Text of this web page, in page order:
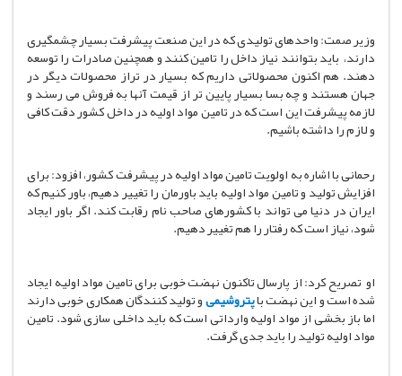
وزیر صمت: واحدهای تولیدی که در این صنعت پیشرفت بسیار چشمگیری
دارند، باید بتوانند نیاز داخل را تامین کنند و همچنین صادرات را توسعه
دهند. هم اکنون محصولاتی داریم که بسیار در تراز محصولات دیگر در
جهان هستند و چه بسا بسیار پایین تر از قیمت آنها به فروش می رسند و
لازمه پیشرفت این است که در تامین مواد اولیه در داخل کشور دقت کافی
و لازم را داشته باشیم.
رحمانی با اشاره به اولویت تامین مواد اولیه در پیشرفت کشور، افزود: برای
افزایش تولید و تامین مواد اولیه باید باورمان را تغییر دهیم، باور کنیم که
ایران در دنیا می تواند با کشورهای صاحب نام رقابت کند. اگر باور ایجاد
شود، نیاز است که رفتار را هم تغییر دهیم.
او تصریح کرد: از پارسال تاکنون نهضت خوبی برای تامین مواد اولیه ایجاد
شده است و این نهضت باپتروشیمیو تولید کنندگان همکاری خوبی دارند
اما باز بخشی از مواد اولیه وارداتی است که باید داخلی سازی شود. تامین
مواد اولیه تولید را باید جدی گرفت.